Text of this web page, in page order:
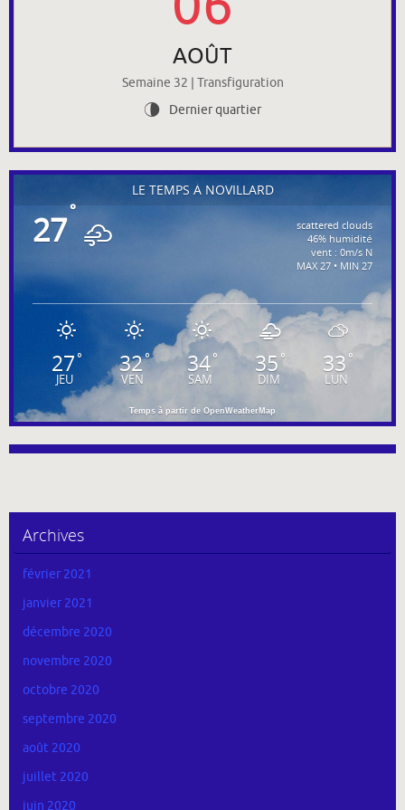
AOÛT
Semaine 32 | Transfiguration
U Dernier quartier
LE TEMPS À NOVILLARD
27°
scattered clouds
46% humidité
vent : 0m/s N
MAX 27 • MIN 27
27°
JEU
32°
VEN
34°
SAM
35°
DIM
33°
LUN
Temps à partir de OpenWeatherMap
Archives
février 2021
janvier 2021
décembre 2020
novembre 2020
octobre 2020
septembre 2020
août 2020
juillet 2020
juin 2020